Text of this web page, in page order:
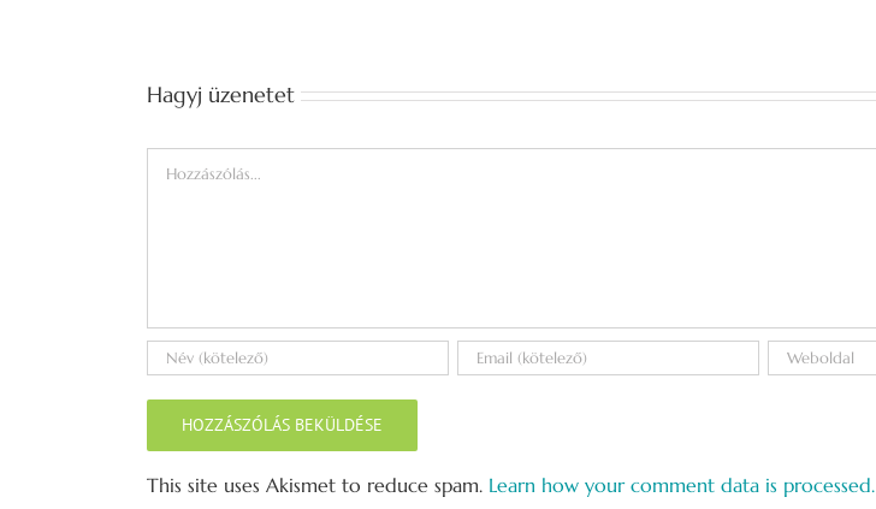
Hagyj üzenetet
Hozzászólás
This site uses Akismet to reduce spam. Learn how your comment data is processed.